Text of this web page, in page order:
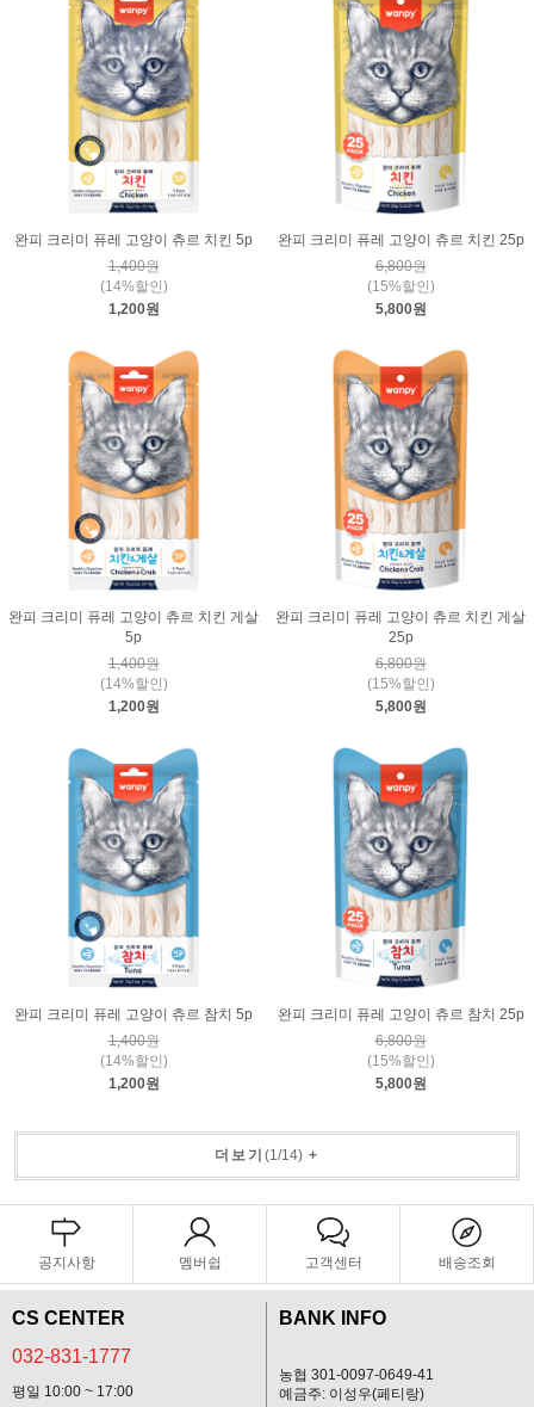
완피 크리미 퓨레 고양이 츄르 치킨 5p
1,400원
(14%할인)
1,200원
완피 크리미 퓨레 고양이 츄르 치킨 25p
6,800원
(15%할인)
5,800원
완피 크리미 퓨레 고양이 츄르 치킨 게살
5p
1,400원
(14%할인)
1,200원
완피 크리미 퓨레 고양이 츄르 치킨 게살
25p
6,800원
(15%할인)
5,800원
완피 크리미 퓨레 고양이 츄르 참치 5p
1,400원
(14%할인)
1,200원
완피 크리미 퓨레 고양이 츄르 참치 25p
6,800원
(15%할인)
5,800원
더보기 (1/14) +
공지사항 멤버쉽 고객센터 배송조회
CS CENTER
032-831-1777
평일 10:00 ~ 17:00
BANK INFO
농협 301-0097-0649-41
예금주: 이성우(페티랑)